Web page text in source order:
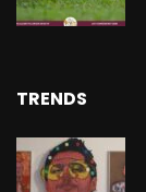
TRENDS